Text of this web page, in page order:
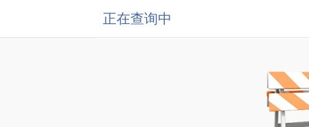
正在查询中